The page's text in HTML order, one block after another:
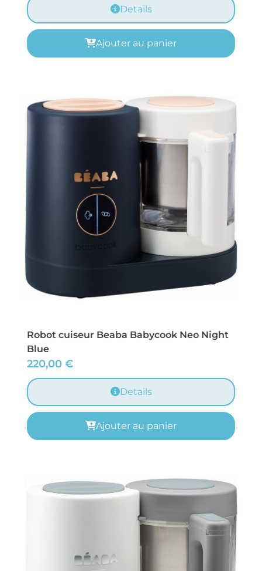
Details
Ajouter au panier
Robot cuiseur Beaba Babycook Neo Night
Blue
220,00 €
Details
Ajouter au panier